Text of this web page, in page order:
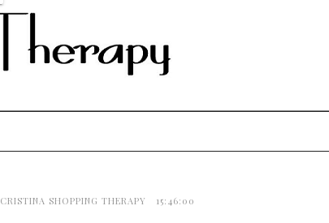
CRISTINA SHOPPING THERAPY 15:46:00